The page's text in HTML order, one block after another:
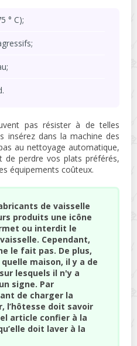
° C);
pas résister à de telles
insérez dans la machine des
au nettoyage automatique,
de perdre vos plats préférés,
équipements coûteux.
de vaisselle
produits une icône
ou interdit le
Cependant,
le fait pas. De plus,
maison, il y a de
lesquels il n'y a
signe. Par
de charger la
l’hôtesse doit savoir
article confier à la
doit laver à la